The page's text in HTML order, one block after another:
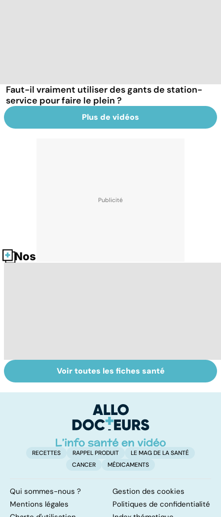
Faut-il vraiment utiliser des gants de station-
service pour faire le plein ?
Plus de vidéos
Nos fiches santé
Tout savoir sur
les infections
Inflammation des
amygdales : que
d'angine ?
Voir toutes les fiches santé
RECETTES RAPPEL PRODUIT
LE MAG DE LA SANTÉ
CANCER
MÉDICAMENTS
Qui sommes-nous ?
Gestion des cookies
Mentions légales
Politiques de confidentialité